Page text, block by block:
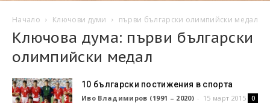
Начало Ключови думи първи български олимпийски медал
Ключова дума: първи български
олимпийски медал
10 български постижения в спорта
Иво Владимиров (1991 – 2020) - 15 март 2015 0